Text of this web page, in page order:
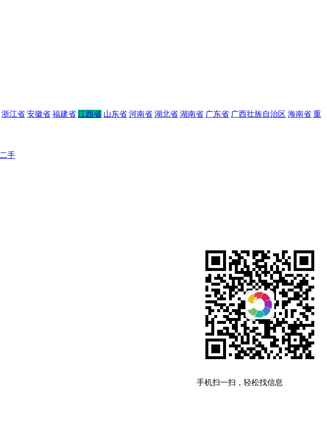
浙江省 安徽省 福建省 江西省 山东省 河南省 湖北省 湖南省 广东省 广西壮族自治区 海南省 重
二手
手机扫一扫，轻松找信息